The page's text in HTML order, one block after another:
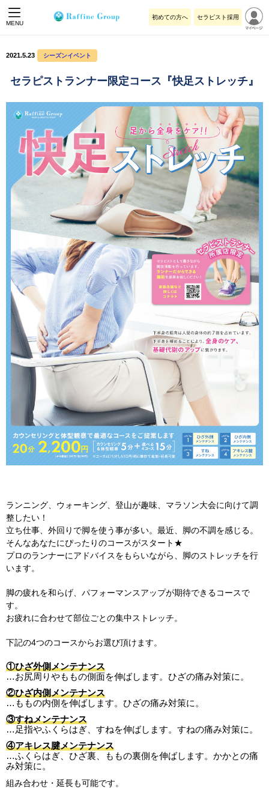
MENU
初めての方へ セラピスト採用
2021.5.23 シーズンイベント
セラピストランナー限定コース『快足ストレッチ』
ランニング、ウォーキング、登山が趣味、マラソン大会に向けて調
整したい！
立ち仕事、外回りで脚を使う事が多い。最近、脚の不調を感じる。
そんなあなたにぴったりのコースがスタート★
プロのランナーにアドバイスをもらいながら、脚のストレッチを行
います。
脚の疲れを和らげ、パフォーマンスアップが期待できるコースで
す。
お疲れに合わせて部位ごとの集中ストレッチ。
下記の4つのコースからお選び頂けます。
①ひざ外側メンテナンス
…お尻周りやももの側面を伸ばします。ひざの痛み対策に。
②ひざ内側メンテナンス
…ももの内側を伸ばします。ひざの痛み対策に。
③すねメンテナンス
…足指やふくらはぎ、すねを伸ばします。すねの痛み対策に。
④アキレス腱メンテナンス
…ふくらはぎ、ひざ裏、ももの裏側を伸ばします。かかとの痛
み対策に。
組み合わせ・延長も可能です。